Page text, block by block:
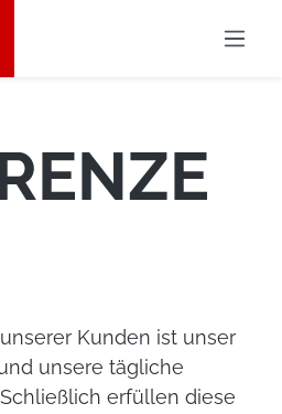
Kunden ist unser
unsere tägliche
erfüllen diese